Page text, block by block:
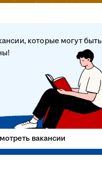
которые могут быть
вакансии